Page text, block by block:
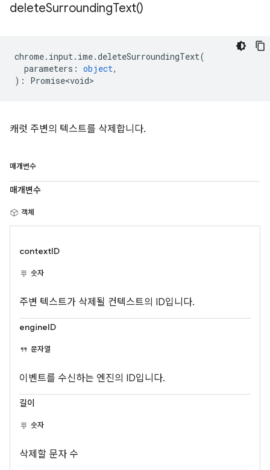
deleteSurroundingText()
chrome. input. ime.deleteSurroundingText(
parameters : object,
) : Promise<void>
캐럿 주변의 텍스트를 삭제합니다.
매개변수
매개변수
객체
contextID
숫자
주변 텍스트가 삭제될 컨텍스트의 ID입니다.
engineID
문자열
이벤트를 수신하는 엔진의 ID입니다.
길이
숫자
삭제할 문자 수